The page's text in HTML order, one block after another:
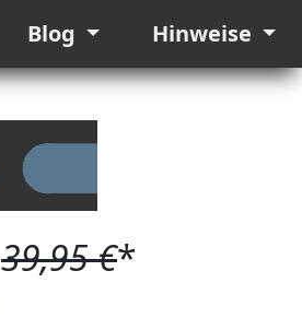
Blog Hinweise
39,95 €*